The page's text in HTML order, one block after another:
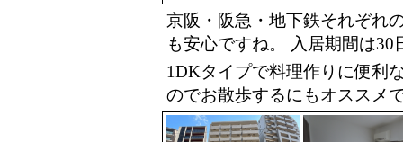
京阪・阪急・地下鉄それぞれ
も安心ですね。 入居期間は
1DKタイプで料理作りに便利
のでお散歩するにもオススメ